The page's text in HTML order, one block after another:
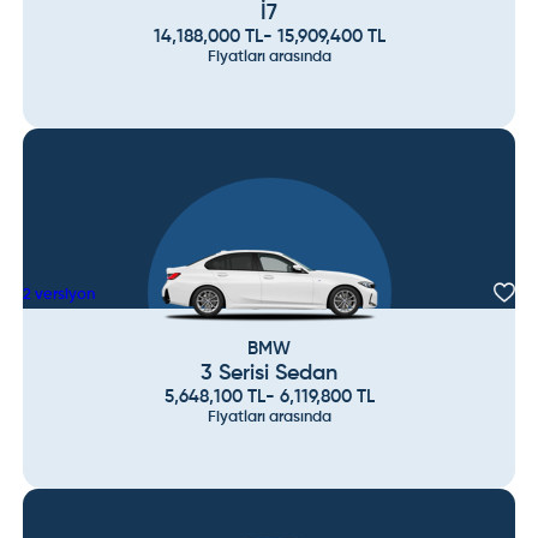
İ7
14,188,000TL- 15,909,400TL
Fiyatları arasında
2 versiyon
BMW
3 Serisi Sedan
5,648,100TL- 6,119,800TL
Fiyatları arasında